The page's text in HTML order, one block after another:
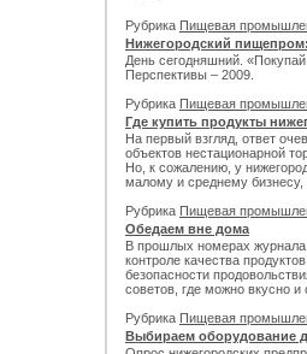
Рубрика Пищевая
Нижегородский
День сегодняшний.
Перспективы – 2009.
Рубрика Пищевая
Где купить продукты
На первый взгляд, ответ
объектов нестационарной
Но, к сожалению, у
малому и среднему бизнесу,
Рубрика Пищевая
Обедаем вне дома
В прошлых номерах
контроле качества
безопасности
советов, где можно вкусно и
Рубрика Пищевая
Выбираем оборудование